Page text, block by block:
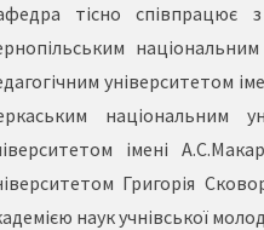
тісно співпрацює
університетом
національним
імені
Григорія
наук учнівської